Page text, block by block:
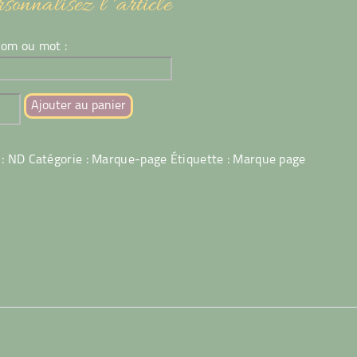
ou mot :
Ajouter au panier
ND Catégorie : Marque-page Étiquette : Marque page